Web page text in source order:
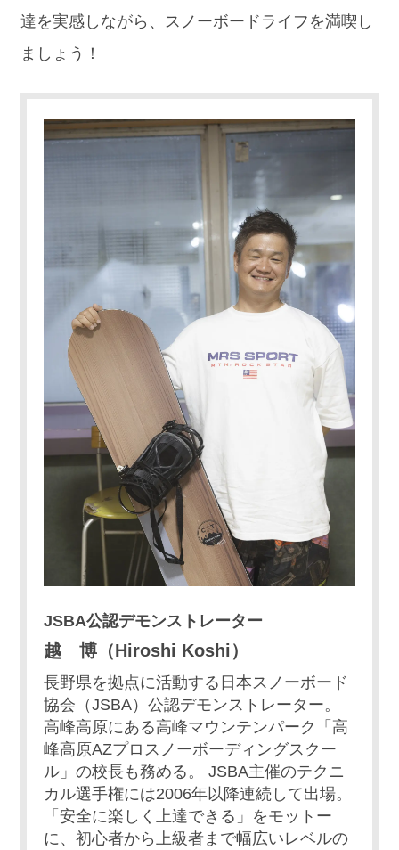
達を実感しながら、スノーボードライフを満喫し
ましょう！
JSBA公認デモンストレーター
越 博（Hiroshi Koshi）
長野県を拠点に活動する日本スノーボード
協会（JSBA）公認デモンストレーター。
高峰高原にある高峰マウンテンパーク「高
峰高原AZプロスノーボーディングスクー
ル」の校長も務める。 JSBA主催のテクニ
カル選手権には2006年以降連続して出場。
「安全に楽しく上達できる」をモットー
に、初心者から上級者まで幅広いレベルの